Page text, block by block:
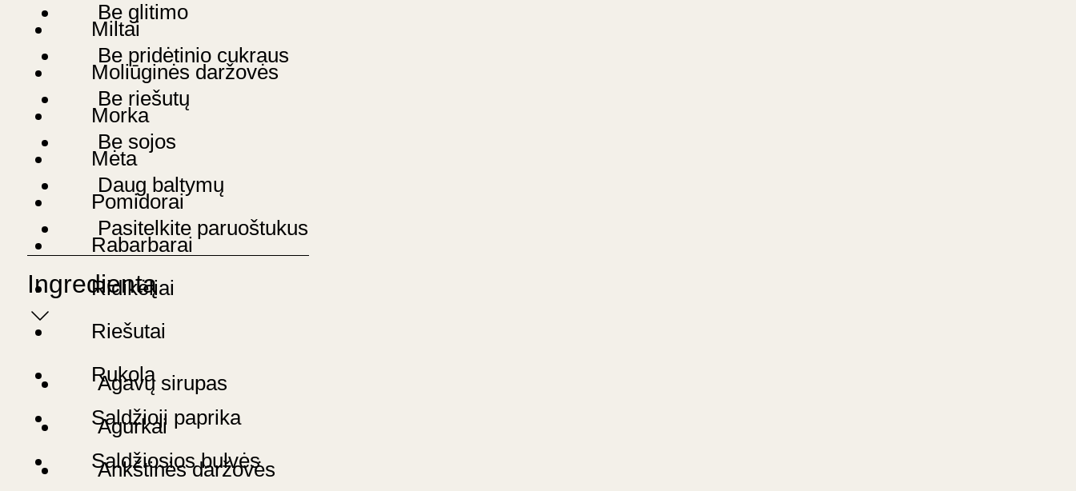
Be glitimo
Be pridėtinio cukraus
Be riešutų
Be sojos
Daug baltymų
Pasitelkite paruoštukus
Ingredientą
Agavų sirupas
Agurkai
Ankštinės daržovės
Miltai
Moliūginės daržovės
Morka
Mėta
Pomidorai
Rabarbarai
Ridikėliai
Riešutai
Rukola
Saldžioji paprika
Saldžiosios bulvės